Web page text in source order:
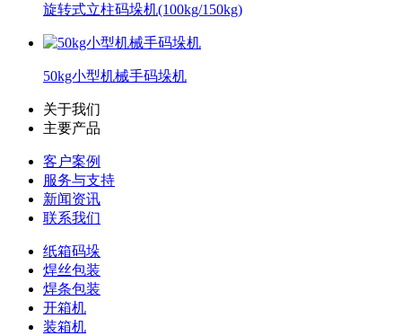
旋转式立柱码垛机(100kg/150kg)
50kg小型机械手码垛机
关于我们
主要产品
客户案例
服务与支持
新闻资讯
联系我们
纸箱码垛
焊丝包装
焊条包装
开箱机
装箱机